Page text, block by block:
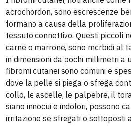
acrochordon, sono escrescenze
formano a causa della
tessuto connettivo. Questi piccoli
carne o marrone, sono morbidi al
in dimensioni da pochi millimetri a
fibromi cutanei sono comuni e
dove la pelle si piega o sfrega
collo, le ascelle, le palpebre, il
siano innocui e indolori, possono
irritazione se sfregati o sottoposti